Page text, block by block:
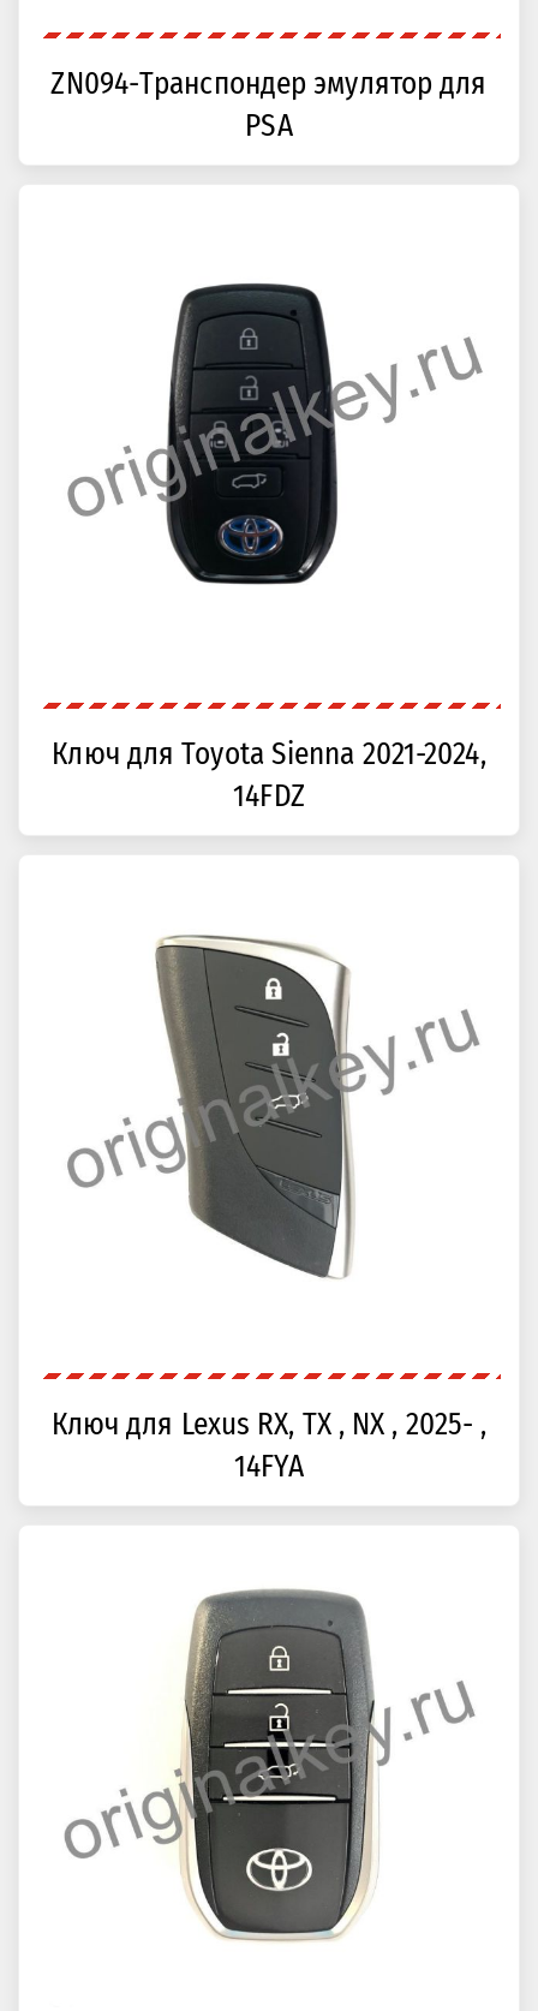
ZN094-Транспондер эмулятор для
PSA
Ключ для Toyota Sienna 2021-2024,
14FDZ
Ключ для Lexus RX, TX , NX , 2025- ,
14FYA